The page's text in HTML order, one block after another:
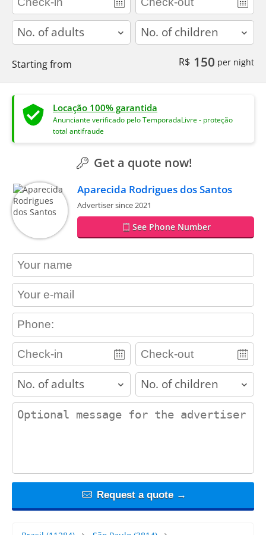
adults children
Starting from R$ 150 per night
Locação 100% garantida
Anunciante verificado pelo TemporadaLivre - proteção
total antifraude
Get a quote now!
Aparecida Rodrigues dos Santos
Advertiser since 2021
See Phone Number
contact_name
contact_email
contact_phone
adults children
contact_message
Request a quote →